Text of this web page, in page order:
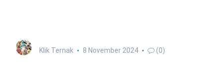
Klik Ternak 8 November 2024 (0)